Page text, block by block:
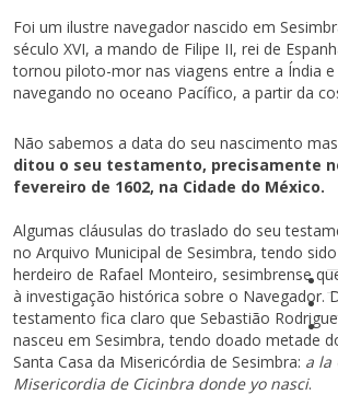
Foi um ilustre navegador nascido em
século XVI, a mando de Filipe II, rei de
tornou piloto-mor nas viagens entre a Índia e
navegando no oceano Pacífico, a partir da
Não sabemos a data do seu nascimento
ditou o seu testamento, precisamente
fevereiro de 1602, na Cidade do México.
Algumas cláusulas do traslado do seu
no Arquivo Municipal de Sesimbra, tendo
herdeiro de Rafael Monteiro, sesimbrense
à investigação histórica sobre o Navegador.
testamento fica claro que Sebastião
nasceu em Sesimbra, tendo doado metade
Santa Casa da Misericórdia de Sesimbra: a la
Misericordia de Cicinbra donde yo nasci.